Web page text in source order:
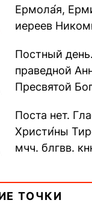
Ермола́я,
иереев
Печерского,
пещерах...
Постный
праведной
Пресвятой
прп.
Поста нет.
Христи́ны
мчч. блгвв.
Дави́да
ТОЧКИ